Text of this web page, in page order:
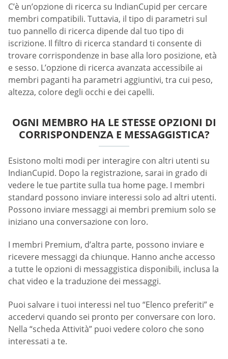
C’è un’opzione di ricerca su IndianCupid per cercare
membri compatibili. Tuttavia, il tipo di parametri sul
tuo pannello di ricerca dipende dal tuo tipo di
iscrizione. Il filtro di ricerca standard ti consente di
trovare corrispondenze in base alla loro posizione, età
e sesso. L’opzione di ricerca avanzata accessibile ai
membri paganti ha parametri aggiuntivi, tra cui peso,
altezza, colore degli occhi e dei capelli.
OGNI MEMBRO HA LE STESSE OPZIONI DI
CORRISPONDENZA E MESSAGGISTICA?
Esistono molti modi per interagire con altri utenti su
IndianCupid. Dopo la registrazione, sarai in grado di
vedere le tue partite sulla tua home page. I membri
standard possono inviare interessi solo ad altri utenti.
Possono inviare messaggi ai membri premium solo se
iniziano una conversazione con loro.
I membri Premium, d’altra parte, possono inviare e
ricevere messaggi da chiunque. Hanno anche accesso
a tutte le opzioni di messaggistica disponibili, inclusa la
chat video e la traduzione dei messaggi.
Puoi salvare i tuoi interessi nel tuo “Elenco preferiti” e
accedervi quando sei pronto per conversare con loro.
Nella “scheda Attività” puoi vedere coloro che sono
interessati a te.